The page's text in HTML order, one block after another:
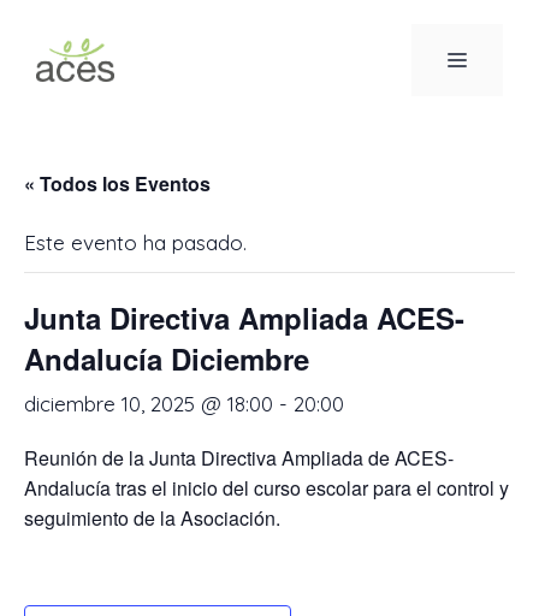
contenido
MENÚ
« Todos los Eventos
Este evento ha pasado.
Junta Directiva Ampliada ACES-
Andalucía Diciembre
diciembre 10, 2025 @ 18:00 - 20:00
Reunión de la Junta Directiva Ampliada de ACES-
Andalucía tras el inicio del curso escolar para el control y
seguimiento de la Asociación.